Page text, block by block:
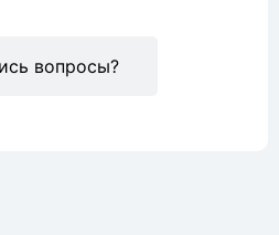
вопросы?